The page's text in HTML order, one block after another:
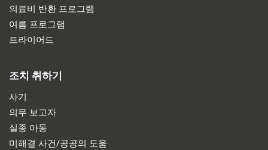
의료비 반환 프로그램
여름 프로그램
트라이어드
조치 취하기
사기
의무 보고자
실종 아동
미해결 사건/공공의 도움